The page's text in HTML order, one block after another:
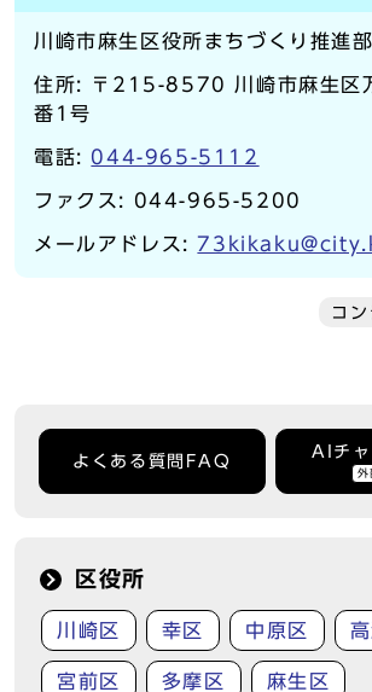
川崎市麻生区役所まちづくり推進
住所: 〒215-8570 川崎市麻生区
番1号
電話: 044-965-5112
ファクス: 044-965-5200
メールアドレス:
コ
よくある質問FAQ
AIチャ
外
区役所
川崎区 幸区 中原区
宮前区 多摩区 麻生区